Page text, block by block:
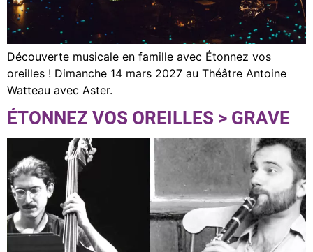
Découverte musicale en famille avec Étonnez vos
oreilles ! Dimanche 14 mars 2027 au Théâtre Antoine
Watteau avec Aster.
ÉTONNEZ VOS OREILLES > GRAVE